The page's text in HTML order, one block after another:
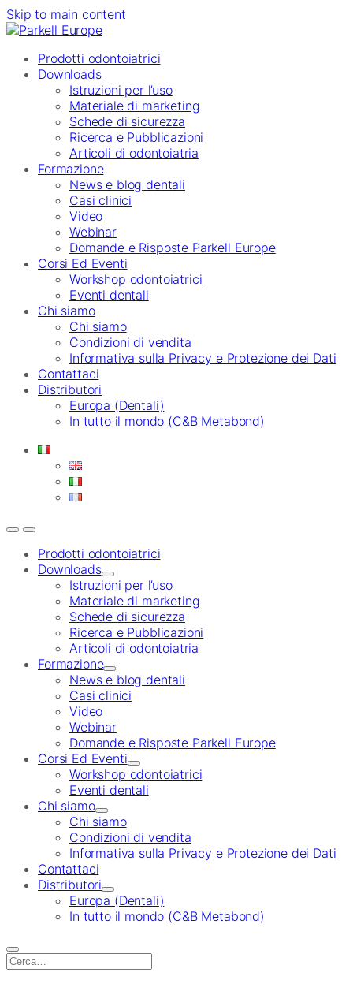
Skip to main content
Prodotti odontoiatrici
Downloads
Istruzioni per l’uso
Materiale di marketing
Schede di sicurezza
Ricerca e Pubblicazioni
Articoli di odontoiatria
Formazione
News e blog dentali
Casi clinici
Video
Webinar
Domande e Risposte Parkell Europe
Corsi Ed Eventi
Workshop odontoiatrici
Eventi dentali
Chi siamo
Chi siamo
Condizioni di vendita
Informativa sulla Privacy e Protezione dei Dati
Contattaci
Distributori
Europa (Dentali)
In tutto il mondo (C&B Metabond)
Prodotti odontoiatrici
Downloads
Istruzioni per l’uso
Materiale di marketing
Schede di sicurezza
Ricerca e Pubblicazioni
Articoli di odontoiatria
Formazione
News e blog dentali
Casi clinici
Video
Webinar
Domande e Risposte Parkell Europe
Corsi Ed Eventi
Workshop odontoiatrici
Eventi dentali
Chi siamo
Chi siamo
Condizioni di vendita
Informativa sulla Privacy e Protezione dei Dati
Contattaci
Distributori
Europa (Dentali)
In tutto il mondo (C&B Metabond)
Search